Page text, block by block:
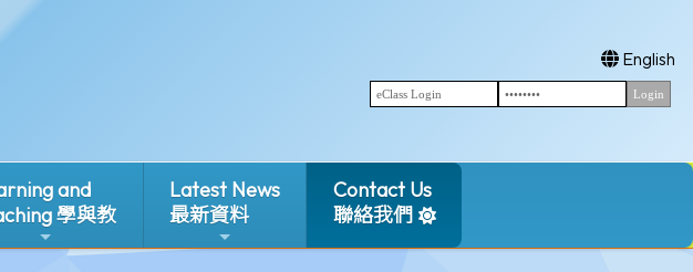
English
and
學與教
Latest News
最新資料
Contact Us
聯絡我們